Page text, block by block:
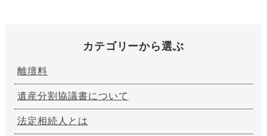
カテゴリーから選ぶ
離壇料
遺産分割協議書について
法定相続人とは